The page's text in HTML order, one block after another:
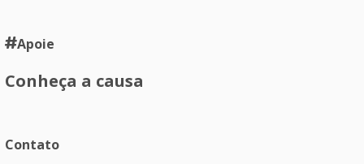
Apoie
Conheça a causa
Contato